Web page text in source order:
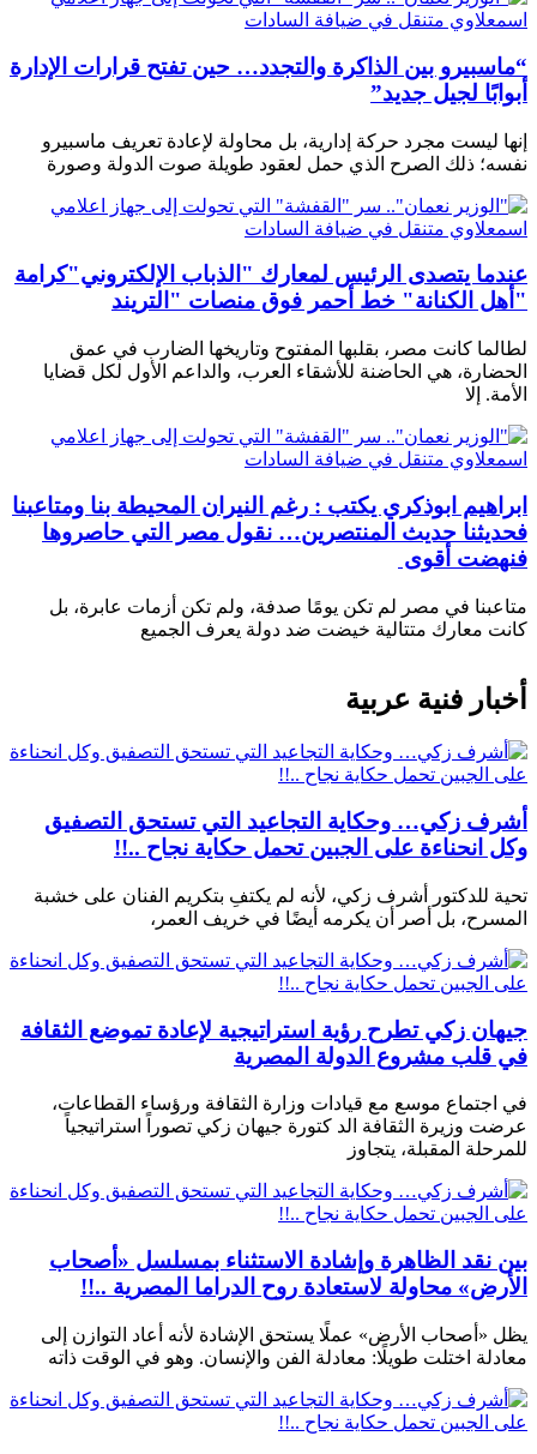
“ماسبيرو بين الذاكرة والتجدد… حين تفتح قرارات الإدارة
أبوابًا لجيل جديد”
إنها ليست مجرد حركة إدارية، بل محاولة لإعادة تعريف ماسبيرو
نفسه؛ ذلك الصرح الذي حمل لعقود طويلة صوت الدولة وصورة
عندما يتصدى الرئيس لمعارك "الذباب الإلكتروني"كرامة
"أهل الكنانة" خط أحمر فوق منصات "التريند
لطالما كانت مصر، بقلبها المفتوح وتاريخها الضارب في عمق
الحضارة، هي الحاضنة للأشقاء العرب، والداعم الأول لكل قضايا
الأمة. إلا
ابراهيم ابوذكري يكتب : رغم النيران المحيطة بنا ومتاعبنا
فحديثنا حديث المنتصرين… نقول مصر التي حاصروها
فنهضت أقوى
متاعبنا في مصر لم تكن يومًا صدفة، ولم تكن أزمات عابرة، بل
كانت معارك متتالية خيضت ضد دولة يعرف الجميع
أخبار فنية عربية
أشرف زكي… وحكاية التجاعيد التي تستحق التصفيق
وكل انحناءة على الجبين تحمل حكاية نجاح ..!!
تحية للدكتور أشرف زكي، لأنه لم يكتفِ بتكريم الفنان على خشبة
المسرح، بل أصر أن يكرمه أيضًا في خريف العمر،
جيهان زكي تطرح رؤية استراتيجية لإعادة تموضع الثقافة
في قلب مشروع الدولة المصرية
في اجتماع موسع مع قيادات وزارة الثقافة ورؤساء القطاعات،
عرضت وزيرة الثقافة الد كتورة جيهان زكي تصوراً استراتيجياً
للمرحلة المقبلة، يتجاوز
بين نقد الظاهرة وإشادة الاستثناء بمسلسل «أصحاب
الأرض» محاولة لاستعادة روح الدراما المصرية ..!!
يظل «أصحاب الأرض» عملًا يستحق الإشادة لأنه أعاد التوازن إلى
معادلة اختلت طويلًا: معادلة الفن والإنسان. وهو في الوقت ذاته